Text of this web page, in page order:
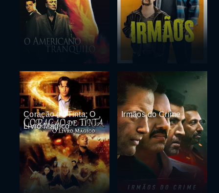
Coração de Tinta: O
Livro Mágico
Irmãos do Crime